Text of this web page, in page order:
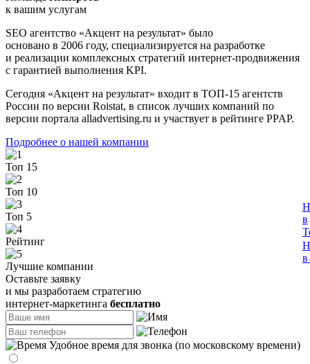
в
к вашим услугам
SEO агентство «Акцент на результат» было
основано в 2006 году, специализируется на разработке
и реализации комплексных стратегий интернет-продвижения
с гарантией выполнения KPI.
Сегодня «Акцент на результат» входит в ТОП-15 агентств
России по версии Roistat, в список лучших компаний по
версии портала alladvertising.ru и участвует в рейтинге PPAP.
Подробнее о нашей компании
Топ 15
Топ 10
Топ 5
Рейтинг
Лучшие компании
Оставьте заявку
и мы разработаем стратегию
интернет-маркетинга бесплатно
Удобное время для звонка (по московскому времени)